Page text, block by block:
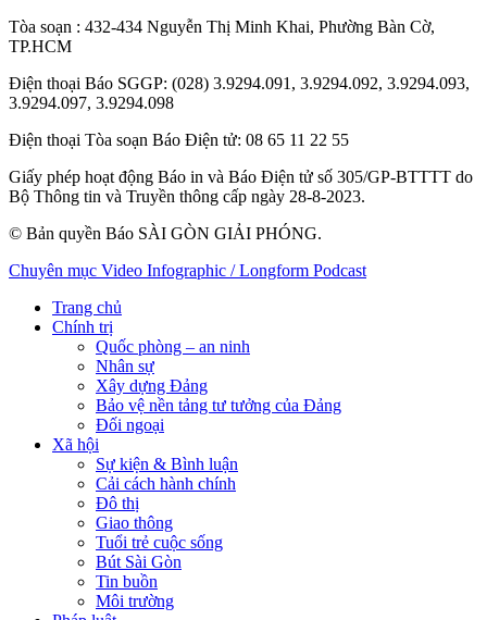
Tòa soạn : 432-434 Nguyễn Thị Minh Khai, Phường Bàn Cờ,
TP.HCM
Điện thoại Báo SGGP: (028) 3.9294.091, 3.9294.092, 3.9294.093,
3.9294.097, 3.9294.098
Điện thoại Tòa soạn Báo Điện tử: 08 65 11 22 55
Giấy phép hoạt động Báo in và Báo Điện tử số 305/GP-BTTTT do
Bộ Thông tin và Truyền thông cấp ngày 28-8-2023.
© Bản quyền Báo SÀI GÒN GIẢI PHÓNG.
Chuyên mục Video Infographic / Longform Podcast
Trang chủ
Chính trị
Quốc phòng – an ninh
Nhân sự
Xây dựng Đảng
Bảo vệ nền tảng tư tưởng của Đảng
Đối ngoại
Xã hội
Sự kiện & Bình luận
Cải cách hành chính
Đô thị
Giao thông
Tuổi trẻ cuộc sống
Bút Sài Gòn
Tin buồn
Môi trường